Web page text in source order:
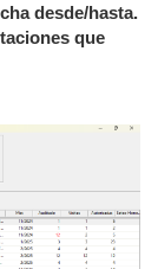
desde/hasta.
que